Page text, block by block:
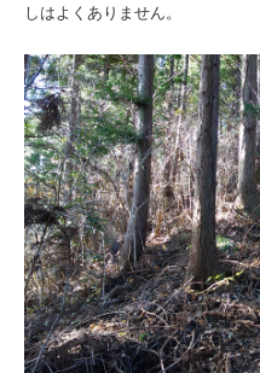
しはよくありません。